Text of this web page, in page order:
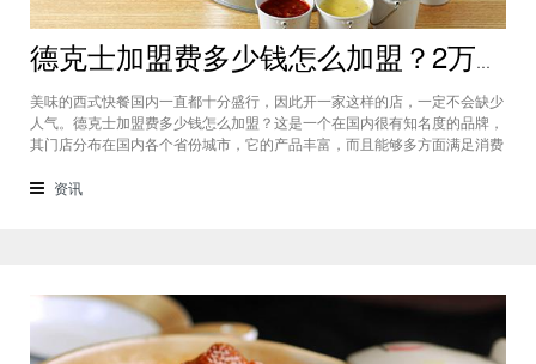
德克士加盟费多少钱怎么加盟？2万加盟费加盟更轻松
美味的西式快餐国内一直都十分盛行，因此开一家这样的店，一定不会缺少
人气。德克士加盟费多少钱怎么加盟？这是一个在国内很有知名度的品牌，
其门店分布在国内各个省份城市，它的产品丰富，而且能够多方面满足消费
少钱呢，下面就一起来了解下吧。德克士加盟费多少钱？该品牌所需要的费
资讯